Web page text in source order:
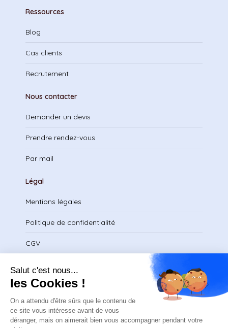
Ressources
Blog
Cas clients
Recrutement
Nous contacter
Demander un devis
Prendre rendez-vous
Par mail
Légal
Mentions légales
Politique de confidentialité
CGV
Télécharger le certificat